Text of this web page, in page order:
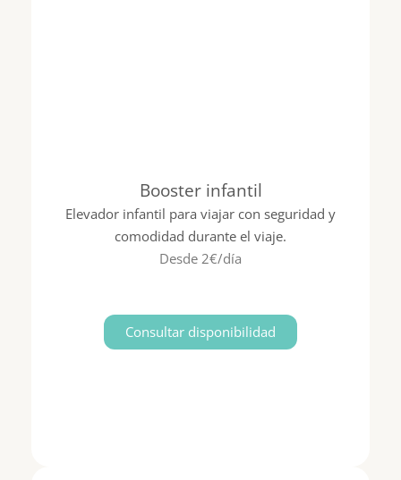
Booster infantil
Elevador infantil para viajar con seguridad y
comodidad durante el viaje.
Desde 2€/día
Consultar disponibilidad